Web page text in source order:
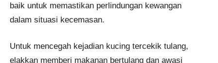
baik untuk memastikan perlindungan kewangan
dalam situasi kecemasan.
Untuk mencegah kejadian kucing tercekik tulang,
elakkan memberi makanan bertulang dan awasi